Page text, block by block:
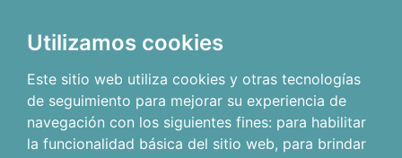
Utilizamos cookies
Este sitio web utiliza cookies y otras tecnologías
de seguimiento para mejorar su experiencia de
navegación con los siguientes fines: para habilitar
la funcionalidad básica del sitio web, para brindar